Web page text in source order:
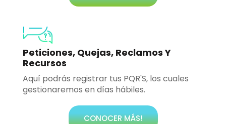
Peticiones, Quejas, Reclamos Y
Recursos
Aquí podrás registrar tus PQR'S, los cuales
gestionaremos en días hábiles.
CONOCER MÁS!